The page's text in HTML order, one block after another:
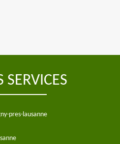
SERVICES
pres-lausanne